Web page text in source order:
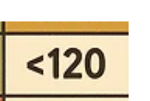
제로는 이 두 연고가 각
요? 마데카솔 사용법은
우에 적합합니다. 항생
염증을 완화하는 데 효